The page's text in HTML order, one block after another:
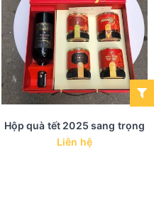
Hộp quà tết 2025 sang trọng
Liên hệ